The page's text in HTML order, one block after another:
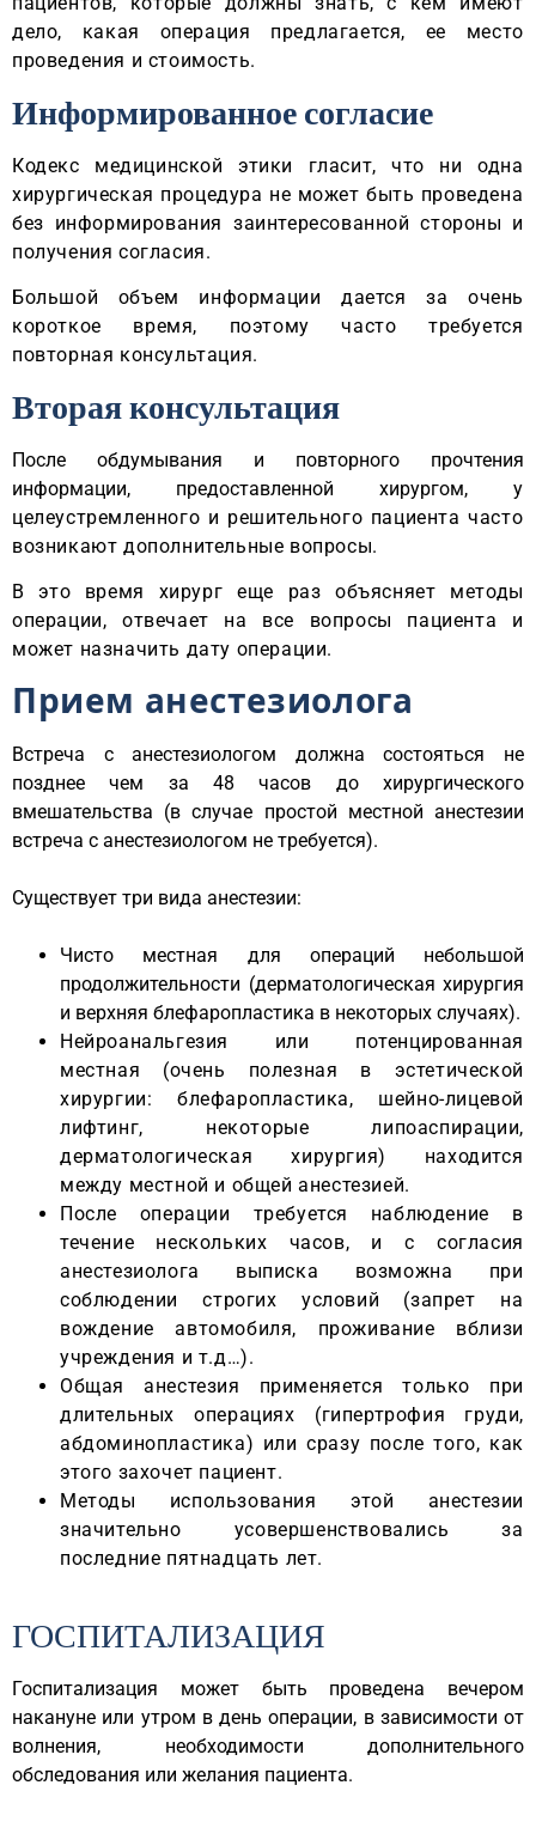
дело, какая операция предлагается, ее место
проведения и стоимость.
Информированное согласие
Кодекс медицинской этики гласит, что ни одна
хирургическая процедура не может быть проведена
без информирования заинтересованной стороны и
получения согласия.
Большой объем информации дается за очень
короткое время, поэтому часто требуется
повторная консультация.
Вторая консультация
После обдумывания и повторного прочтения
информации, предоставленной хирургом, у
целеустремленного и решительного пациента часто
возникают дополнительные вопросы.
В это время хирург еще раз объясняет методы
операции, отвечает на все вопросы пациента и
может назначить дату операции.
Прием анестезиолога
Встреча с анестезиологом должна состояться не
позднее чем за 48 часов до хирургического
вмешательства (в случае простой местной анестезии
встреча с анестезиологом не требуется).
Существует три вида анестезии:
Чисто местная для операций небольшой
продолжительности (дерматологическая хирургия
и верхняя блефаропластика в некоторых случаях).
Нейроанальгезия или потенцированная
местная (очень полезная в эстетической
хирургии: блефаропластика, шейно-лицевой
лифтинг, некоторые липоаспирации,
дерматологическая хирургия) находится
между местной и общей анестезией.
После операции требуется наблюдение в
течение нескольких часов, и с согласия
анестезиолога выписка возможна при
соблюдении строгих условий (запрет на
вождение автомобиля, проживание вблизи
учреждения и т.д…).
Общая анестезия применяется только при
длительных операциях (гипертрофия груди,
абдоминопластика) или сразу после того, как
этого захочет пациент.
Методы использования этой анестезии
значительно усовершенствовались за
последние пятнадцать лет.
ГОСПИТАЛИЗАЦИЯ
Госпитализация может быть проведена вечером
накануне или утром в день операции, в зависимости от
волнения, необходимости дополнительного
обследования или желания пациента.